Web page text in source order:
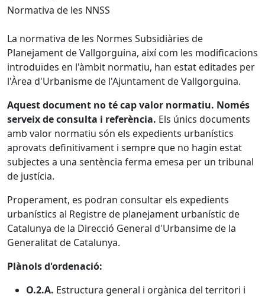
Normativa de les NNSS
La normativa de les Normes Subsidiàries de
Planejament de Vallgorguina, així com les modificacions
introduïdes en l'àmbit normatiu, han estat editades per
l'Àrea d'Urbanisme de l'Ajuntament de Vallgorguina.
Aquest document no té cap valor normatiu. Només
serveix de consulta i referència. Els únics documents
amb valor normatiu són els expedients urbanístics
aprovats definitivament i sempre que no hagin estat
subjectes a una sentència ferma emesa per un tribunal
de justícia.
Properament, es podran consultar els expedients
urbanístics al Registre de planejament urbanístic de
Catalunya de la Direcció General d'Urbansime de la
Generalitat de Catalunya.
Plànols d'ordenació:
O.2.A. Estructura general i orgànica del territori i